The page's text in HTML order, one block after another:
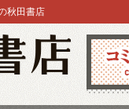
コミッ
秋田書店